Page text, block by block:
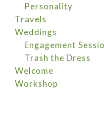
Personality
Travels
Weddings
Engagement
Trash the Dress
Welcome
Workshop